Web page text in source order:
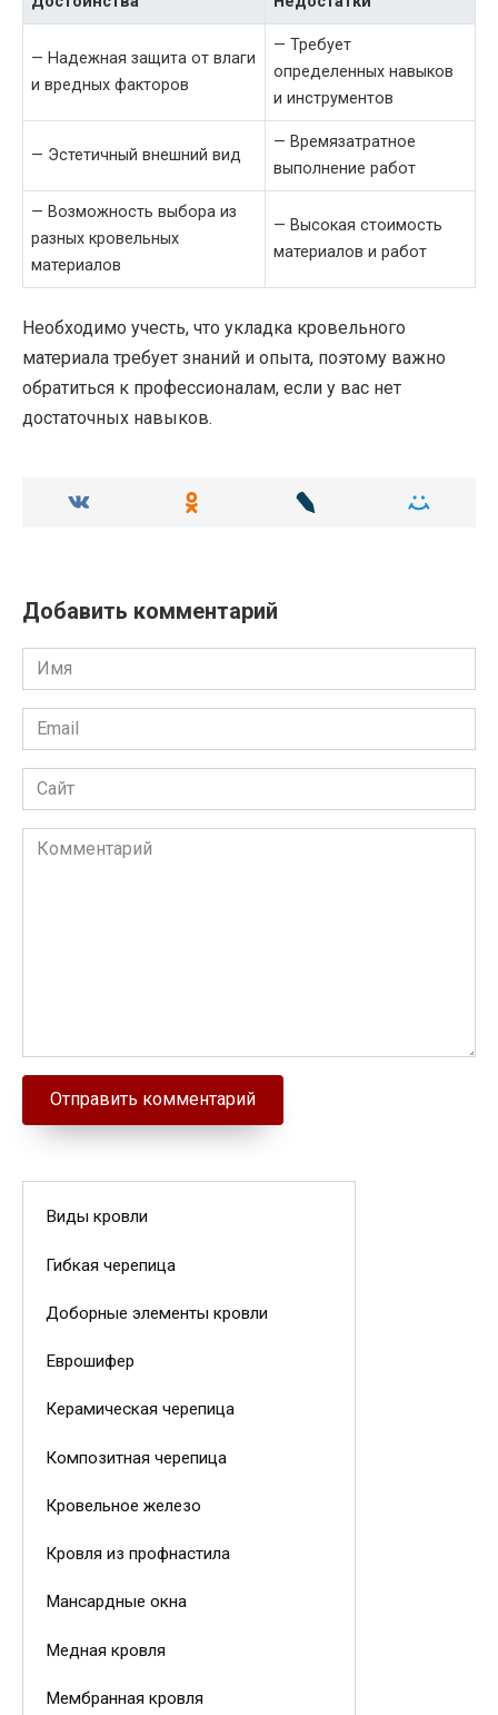
— Надежная защита от влаги
и вредных факторов
— Требует
определенных навыков
и инструментов
— Эстетичный внешний вид
— Времязатратное
выполнение работ
— Возможность выбора из
разных кровельных
материалов
— Высокая стоимость
материалов и работ
Необходимо учесть, что укладка кровельного
материала требует знаний и опыта, поэтому важно
обратиться к профессионалам, если у вас нет
достаточных навыков.
Добавить комментарий
Имя
Email
Сайт
Комментарий
Виды кровли
Гибкая черепица
Доборные элементы кровли
Еврошифер
Керамическая черепица
Композитная черепица
Кровельное железо
Кровля из профнастила
Мансардные окна
Медная кровля
Мембранная кровля